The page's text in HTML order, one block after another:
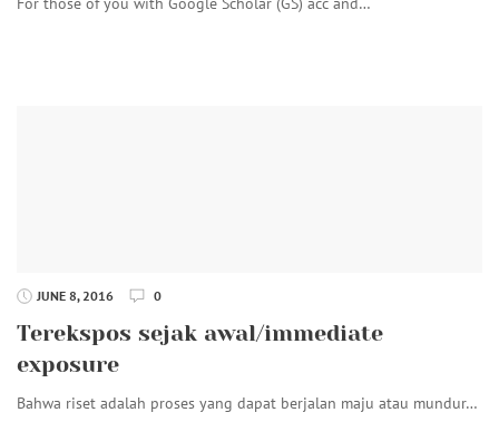
JUNE 8, 2016 0
Terekspos sejak awal/immediate
exposure
Bahwa riset adalah proses yang dapat berjalan maju atau mundur…